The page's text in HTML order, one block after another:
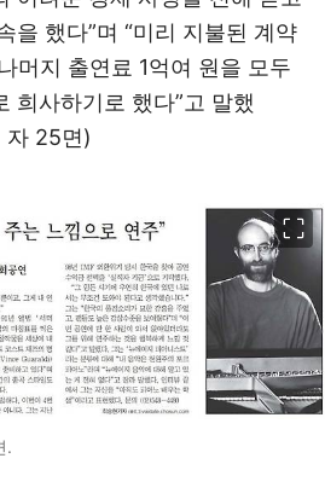
을 했다”며 “미리 지불된 계약
머지 출연료 1억여 원을 모두
희사하기로 했다”고 말했
자 25면)
.